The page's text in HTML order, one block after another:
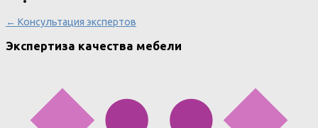
← Консультация экспертов
Экспертиза качества мебели